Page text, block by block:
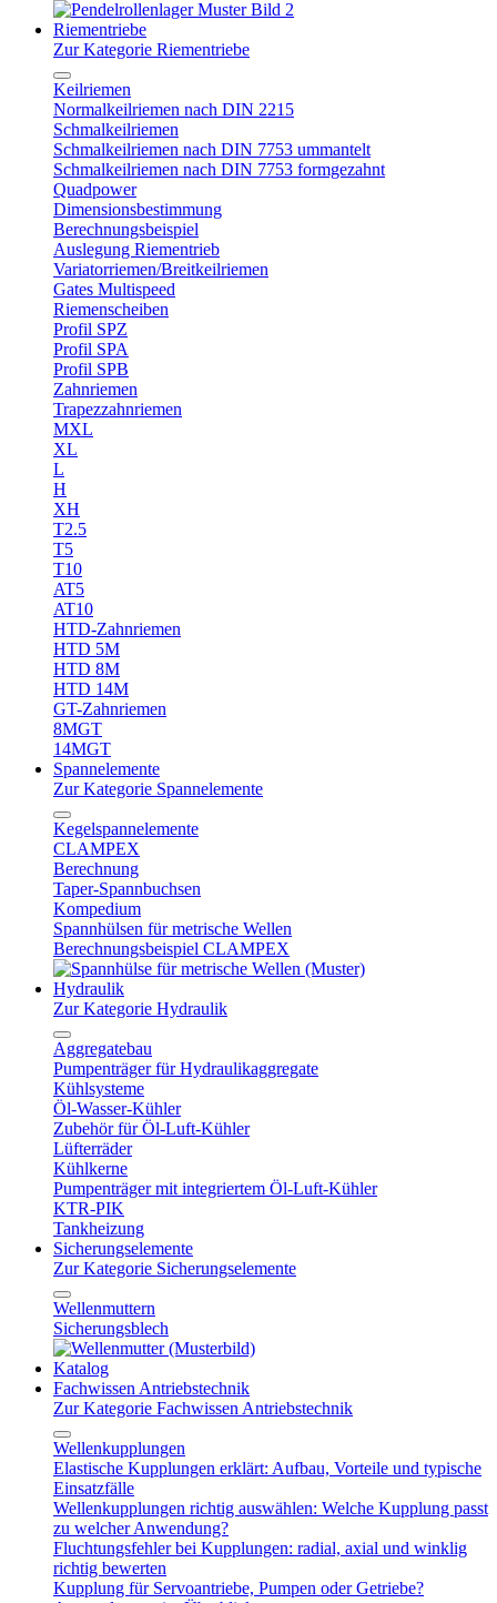
Riementriebe
Zur Kategorie Riementriebe
Keilriemen
Normalkeilriemen nach DIN 2215
Schmalkeilriemen
Schmalkeilriemen nach DIN 7753 ummantelt
Schmalkeilriemen nach DIN 7753 formgezahnt
Quadpower
Dimensionsbestimmung
Berechnungsbeispiel
Auslegung Riementrieb
Variatorriemen/Breitkeilriemen
Gates Multispeed
Riemenscheiben
Profil SPZ
Profil SPA
Profil SPB
Zahnriemen
Trapezzahnriemen
MXL
XL
L
H
XH
T2.5
T5
T10
AT5
AT10
HTD-Zahnriemen
HTD 5M
HTD 8M
HTD 14M
GT-Zahnriemen
8MGT
14MGT
Spannelemente
Zur Kategorie Spannelemente
Kegelspannelemente
CLAMPEX
Berechnung
Taper-Spannbuchsen
Kompedium
Spannhülsen für metrische Wellen
Berechnungsbeispiel CLAMPEX
Hydraulik
Zur Kategorie Hydraulik
Aggregatebau
Pumpenträger für Hydraulikaggregate
Kühlsysteme
Öl-Wasser-Kühler
Zubehör für Öl-Luft-Kühler
Lüfterräder
Kühlkerne
Pumpenträger mit integriertem Öl-Luft-Kühler
KTR-PIK
Tankheizung
Sicherungselemente
Zur Kategorie Sicherungselemente
Wellenmuttern
Sicherungsblech
Katalog
Fachwissen Antriebstechnik
Zur Kategorie Fachwissen Antriebstechnik
Wellenkupplungen
Elastische Kupplungen erklärt: Aufbau, Vorteile und typische
Einsatzfälle
Wellenkupplungen richtig auswählen: Welche Kupplung passt
zu welcher Anwendung?
Fluchtungsfehler bei Kupplungen: radial, axial und winklig
richtig bewerten
Kupplung für Servoantriebe, Pumpen oder Getriebe?